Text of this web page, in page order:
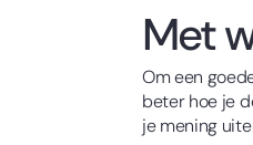
Met
Om een
beter hoe je
je mening